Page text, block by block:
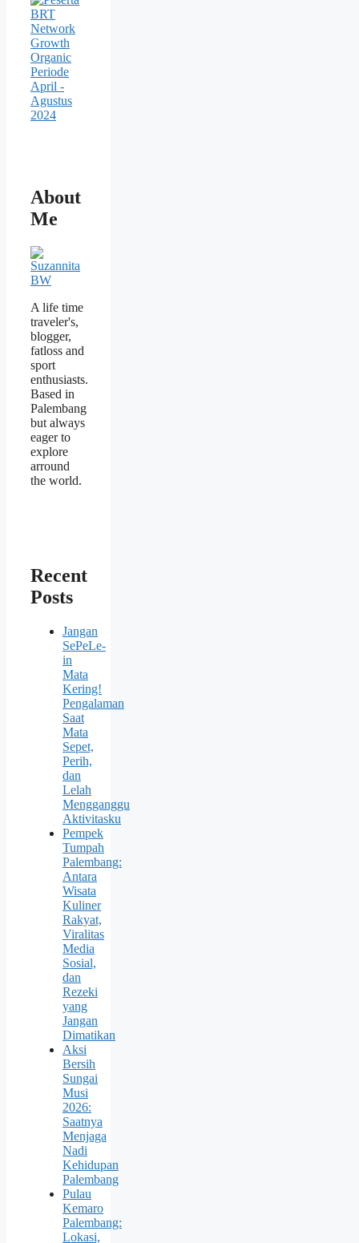
About
Me
A life time
traveler's,
blogger,
fatloss and
sport
enthusiasts.
Based in
Palembang
but always
eager to
explore
arround
the world.
Recent
Posts
Jangan
SePeLe-
in
Mata
Kering!
Pengalaman
Saat
Mata
Sepet,
Perih,
dan
Lelah
Mengganggu
Aktivitasku
Pempek
Tumpah
Palembang:
Antara
Wisata
Kuliner
Rakyat,
Viralitas
Media
Sosial,
dan
Rezeki
yang
Jangan
Dimatikan
Aksi
Bersih
Sungai
Musi
2026:
Saatnya
Menjaga
Nadi
Kehidupan
Palembang
Pulau
Kemaro
Palembang:
Lokasi,